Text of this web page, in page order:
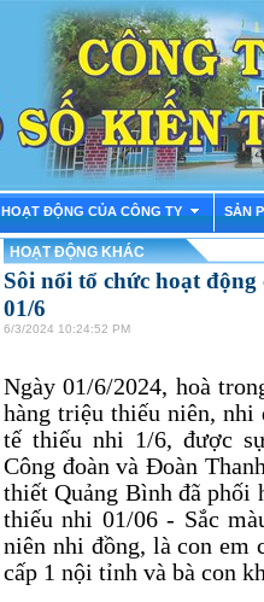
HOẠT ĐỘNG CỦA CÔNG TY SẢN
HOẠT ĐỘNG KHÁC
Sôi nổi tổ chức hoạt
01/6
6/3/2024 10:24:52 PM
Ngày 01/6/2024, hoà
hàng triệu thiếu niên, nhi
tế thiếu nhi 1/6, được
Công đoàn và Đoàn
thiết Quảng Bình đã phối
thiếu nhi 01/06 - Sắc
niên nhi đồng, là con em
cấp 1 nội tỉnh và bà con